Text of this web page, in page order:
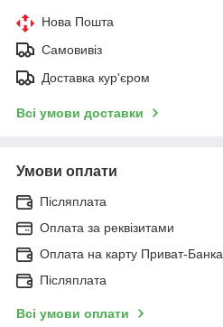
Нова Пошта
Самовивіз
Доставка кур'єром
Всі умови доставки
Умови оплати
Післяплата
Оплата за реквізитами
Оплата на карту Приват-Банка
Післяплата
Всі умови оплати